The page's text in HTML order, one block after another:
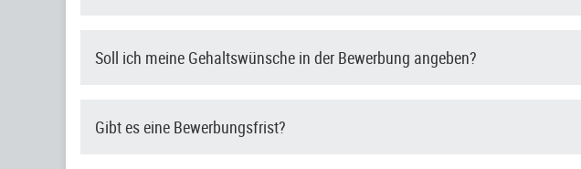
Soll ich meine Gehaltswünsche in der Bewerbung angeben?
Gibt es eine Bewerbungsfrist?